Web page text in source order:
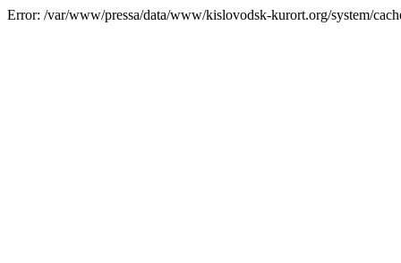
Error: /var/www/pressa/data/www/kislovodsk-kurort.org/system/